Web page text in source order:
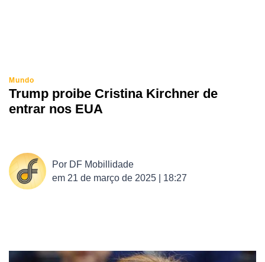
Mundo
Trump proibe Cristina Kirchner de
entrar nos EUA
Por DF Mobillidade
em 21 de março de 2025 | 18:27